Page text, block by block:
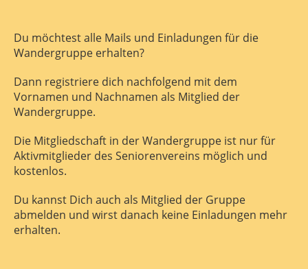
Du möchtest alle Mails und Einladungen für die
Wandergruppe erhalten?
Dann registriere dich nachfolgend mit dem
Vornamen und Nachnamen als Mitglied der
Wandergruppe.
Die Mitgliedschaft in der Wandergruppe ist nur für
Aktivmitglieder des Seniorenvereins möglich und
kostenlos.
Du kannst Dich auch als Mitglied der Gruppe
abmelden und wirst danach keine Einladungen mehr
erhalten.